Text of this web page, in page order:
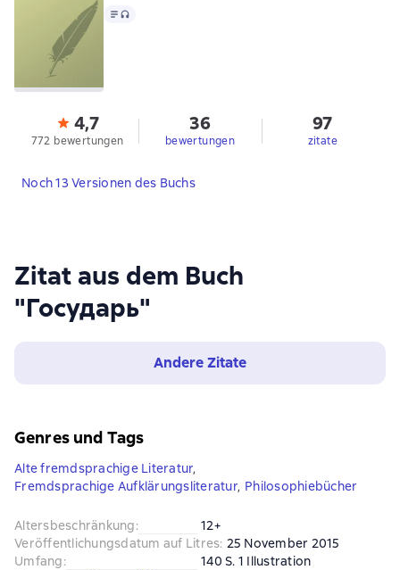
Zitat aus dem Buch
"Государь"
Andere Zitate
Text, Audioformat verfügbar
4,7
772 bewertungen
36
bewertungen
97
zitate
Noch 13 Versionen des Buchs
Genres und Tags
Alte fremdsprachige Literatur,
Fremdsprachige Aufklärungsliteratur, Philosophiebücher
Altersbeschränkung:
12+
Veröffentlichungsdatum auf Litres: 25 November 2015
Umfang:
140 S. 1 Illustration